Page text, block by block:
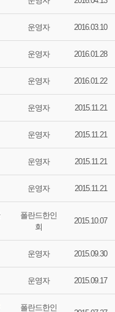
운영자 2016.03.10
운영자 2016.01.28
운영자 2016.01.22
운영자 2015.11.21
운영자 2015.11.21
운영자 2015.11.21
운영자 2015.11.21
폴란드한인
회
2015.10.07
운영자 2015.09.30
운영자 2015.09.17
폴란드한인